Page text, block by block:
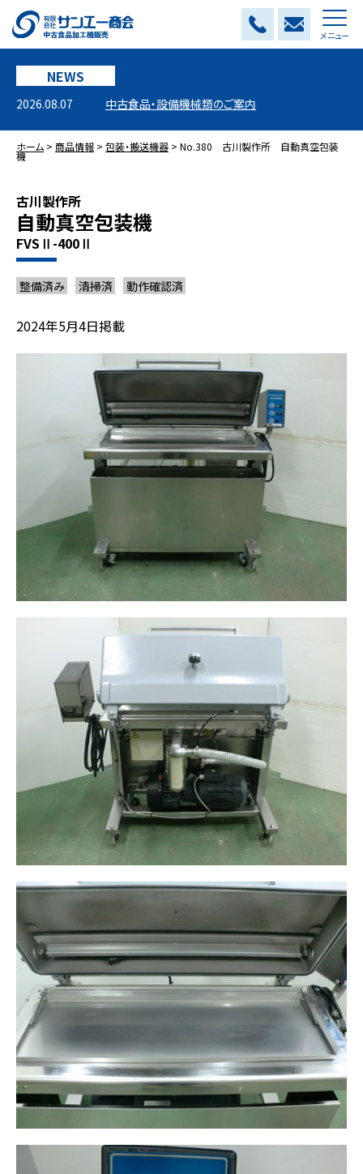
メニュー
NEWS
2026.08.07 中古食品・設備機械類のご案内
ホーム > 商品情報 > 包装・搬送機器 > No.380 古川製作所 自動真空包装
機
古川製作所
自動真空包装機
FVSⅡ-400Ⅱ
整備済み 清掃済 動作確認済
2024年5月4日掲載